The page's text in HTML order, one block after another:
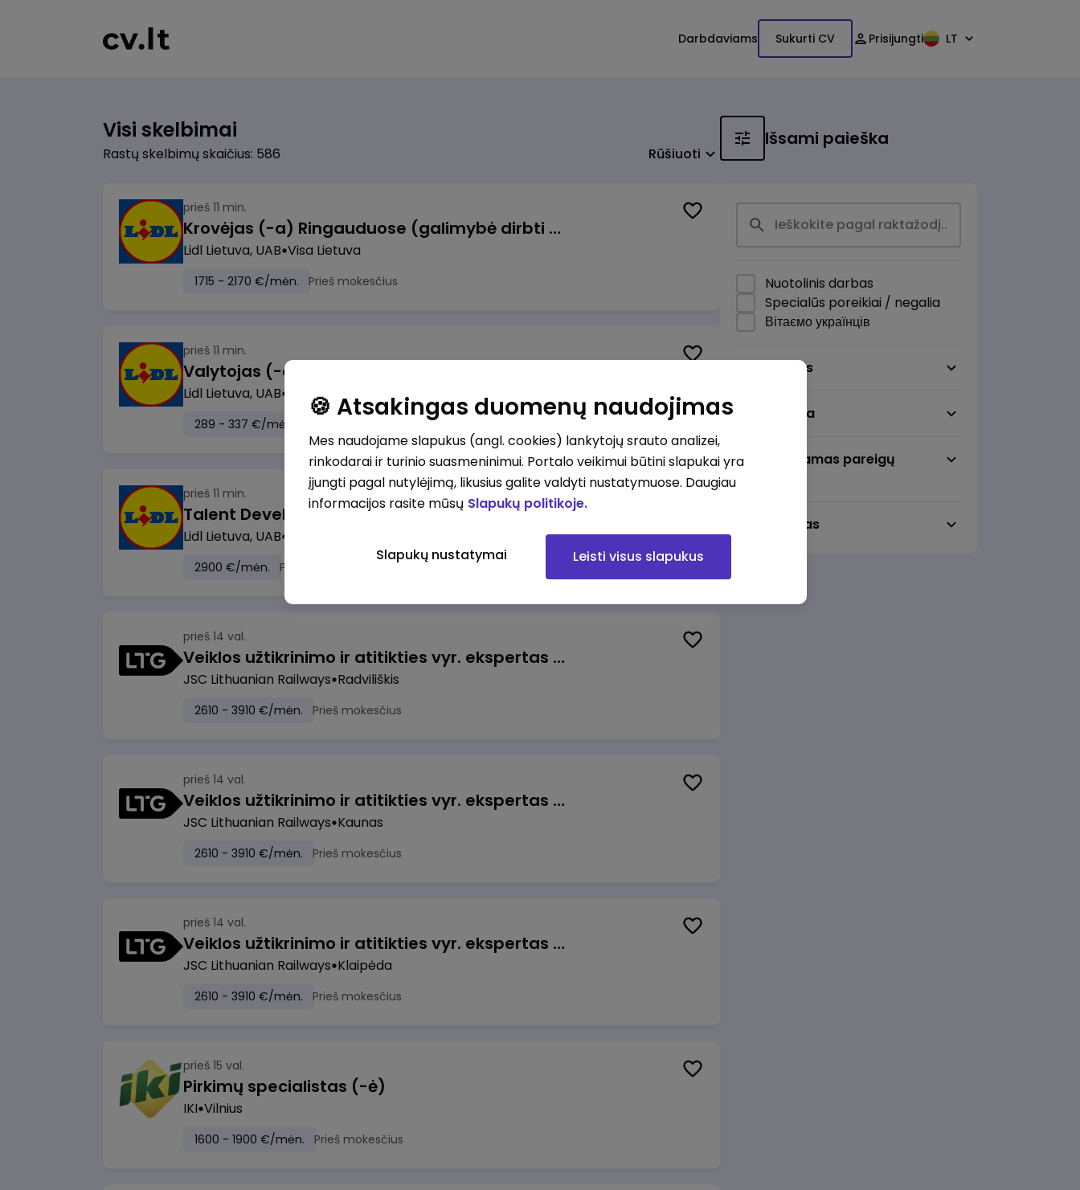
Darbdaviams Sukurti CV Prisijungti LT
Visi skelbimai
Rastų skelbimų skaičius: 586 Rūšiuoti
prieš 11 min.
Krovėjas (-a) Ringauduose (galimybė dirbti nepilnu etatu)
Lidl Lietuva, UAB Visa Lietuva
1715 - 2170 €/mėn. Prieš mokesčius
prieš 11 min.
Lidl Lietuva, UAB Marijampolė
289 - 337 €/mėn.
prieš 11 min.
Talent Development Project Manager (fixed term - 1.5 years)
Lidl Lietuva, UAB
2900 €/mėn. Prieš mokesčius
prieš 14 val.
Veiklos užtikrinimo ir atitikties vyr. ekspertas (-ė) (Radviliškis) (Radviliškis, LT)
JSC Lithuanian Railways Radviliškis
2610 - 3910 €/mėn. Prieš mokesčius
prieš 14 val.
Veiklos užtikrinimo ir atitikties vyr. ekspertas (-ė) (Kaunas) (Kaunas, LT)
JSC Lithuanian Railways Kaunas
2610 - 3910 €/mėn. Prieš mokesčius
prieš 14 val.
Veiklos užtikrinimo ir atitikties vyr. ekspertas (-ė) (Klaipėda) (Klaipėda, LT)
JSC Lithuanian Railways Klaipėda
2610 - 3910 €/mėn. Prieš mokesčius
prieš 15 val.
Pirkimų specialistas (-ė)
IKI Vilnius
1600 - 1900 €/mėn. Prieš mokesčius
Išsami paieška
Nuotolinis darbas
Specialūs poreikiai / negalia
Вітаємо українців
Darbo sritis
Darbo vieta
Pageidaujamas pareigų
Darbo laikas
🍪 Atsakingas duomenų naudojimas
Mes naudojame slapukus (angl. cookies) lankytojų srauto analizei,
rinkodarai ir turinio suasmeninimui. Portalo veikimui būtini slapukai yra
įjungti pagal nutylėjimą, likusius galite valdyti nustatymuose. Daugiau
informacijos rasite mūsų Slapukų politikoje.
Slapukų nustatymai Leisti visus slapukus